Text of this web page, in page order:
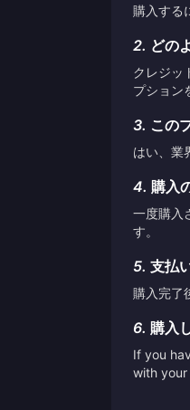
購入する
2. どの
クレジッ
プション
3. この
はい、業
4. 購入
一度購入
す。
5. 支払
購入完了
6. 購入
If you
with